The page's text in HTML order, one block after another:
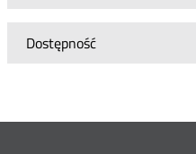
Dostępność